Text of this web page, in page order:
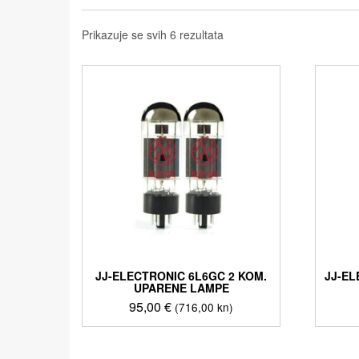
Prikazuje se svih 6 rezultata
JJ-ELECTRONIC 6L6GC 2 KOM.
UPARENE LAMPE
95,00€ (716,00 kn)
JJ-